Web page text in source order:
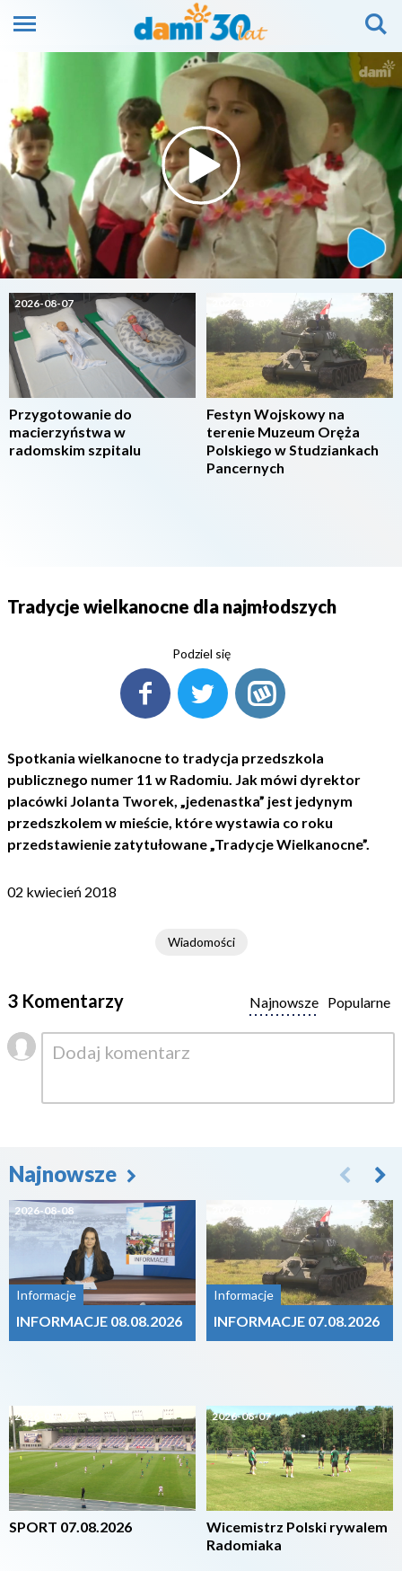
2026-08-07
Przygotowanie do
macierzyństwa w
radomskim szpitalu
Festyn Wojskowy na
terenie Muzeum Oręża
Polskiego w Studziankach
Pancernych
Tradycje wielkanocne dla najmłodszych
Podziel się
Spotkania wielkanocne to tradycja przedszkola
publicznego numer 11 w Radomiu. Jak mówi dyrektor
placówki Jolanta Tworek, „jedenastka” jest jedynym
przedszkolem w mieście, które wystawia co roku
przedstawienie zatytułowane „Tradycje Wielkanocne”.
02 kwiecień 2018
Wiadomości
3 Komentarzy Popularne
Najnowsze
Najnowsze
2026-08-08
Informacje
INFORMACJE 08.08.2026
2026-08-07
SPORT 07.08.2026
Informacje
INFORMACJE 07.08.2026
2026-08-07
Wicemistrz Polski rywalem
Radomiaka